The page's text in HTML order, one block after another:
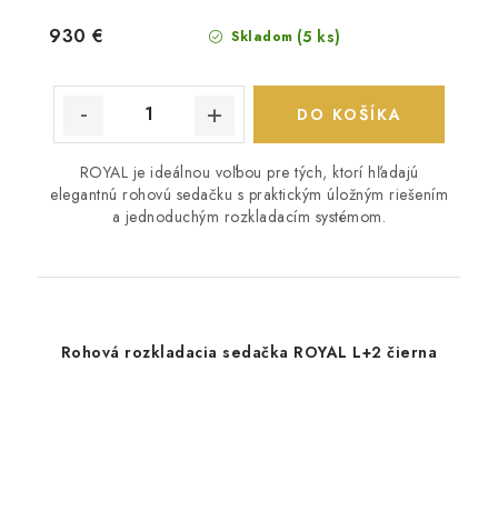
Skladom (5 ks)
930 €
DO KOŠÍKA
ROYAL je ideálnou voľbou pre tých, ktorí hľadajú
elegantnú rohovú sedačku s praktickým úložným riešením
a jednoduchým rozkladacím systémom.
Rohová rozkladacia sedačka ROYAL L+2 čierna